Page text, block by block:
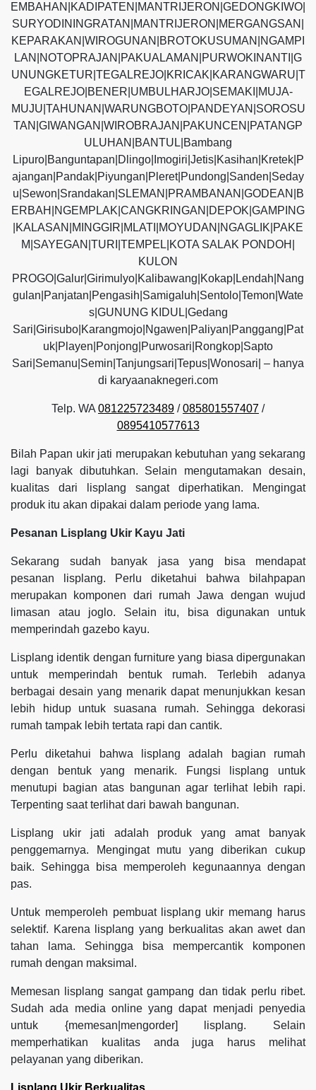
EMBAHAN|KADIPATEN|MANTRIJERON|GEDONGKIWO|
SURYODININGRATAN|MANTRIJERON|MERGANGSAN|
KEPARAKAN|WIROGUNAN|BROTOKUSUMAN|NGAMPI
LAN|NOTOPRAJAN|PAKUALAMAN|PURWOKINANTI|G
UNUNGKETUR|TEGALREJO|KRICAK|KARANGWARU|T
EGALREJO|BENER|UMBULHARJO|SEMAKI|MUJA-
MUJU|TAHUNAN|WARUNGBOTO|PANDEYAN|SOROSU
TAN|GIWANGAN|WIROBRAJAN|PAKUNCEN|PATANGP
ULUHAN|BANTUL|Bambang
Lipuro|Banguntapan|Dlingo|Imogiri|Jetis|Kasihan|Kretek|P
ajangan|Pandak|Piyungan|Pleret|Pundong|Sanden|Seday
u|Sewon|Srandakan|SLEMAN|PRAMBANAN|GODEAN|B
ERBAH|NGEMPLAK|CANGKRINGAN|DEPOK|GAMPING
|KALASAN|MINGGIR|MLATI|MOYUDAN|NGAGLIK|PAKE
M|SAYEGAN|TURI|TEMPEL|KOTA SALAK PONDOH|
KULON
PROGO|Galur|Girimulyo|Kalibawang|Kokap|Lendah|Nang
gulan|Panjatan|Pengasih|Samigaluh|Sentolo|Temon|Wate
s|GUNUNG KIDUL|Gedang
Sari|Girisubo|Karangmojo|Ngawen|Paliyan|Panggang|Pat
uk|Playen|Ponjong|Purwosari|Rongkop|Sapto
Sari|Semanu|Semin|Tanjungsari|Tepus|Wonosari| – hanya
di karyaanaknegeri.com
Telp. WA 081225723489 /085801557407 /
0895410577613
Bilah Papan ukir jati merupakan kebutuhan yang sekarang
lagi banyak dibutuhkan. Selain mengutamakan desain,
kualitas dari lisplang sangat diperhatikan. Mengingat
produk itu akan dipakai dalam periode yang lama.
Pesanan Lisplang Ukir Kayu Jati
Sekarang sudah banyak jasa yang bisa mendapat
pesanan lisplang. Perlu diketahui bahwa bilahpapan
merupakan komponen dari rumah Jawa dengan wujud
limasan atau joglo. Selain itu, bisa digunakan untuk
memperindah gazebo kayu.
Lisplang identik dengan furniture yang biasa dipergunakan
untuk memperindah bentuk rumah. Terlebih adanya
berbagai desain yang menarik dapat menunjukkan kesan
lebih hidup untuk suasana rumah. Sehingga dekorasi
rumah tampak lebih tertata rapi dan cantik.
Perlu diketahui bahwa lisplang adalah bagian rumah
dengan bentuk yang menarik. Fungsi lisplang untuk
menutupi bagian atas bangunan agar terlihat lebih rapi.
Terpenting saat terlihat dari bawah bangunan.
Lisplang ukir jati adalah produk yang amat banyak
penggemarnya. Mengingat mutu yang diberikan cukup
baik. Sehingga bisa memperoleh kegunaannya dengan
pas.
Untuk memperoleh pembuat lisplang ukir memang harus
selektif. Karena lisplang yang berkualitas akan awet dan
tahan lama. Sehingga bisa mempercantik komponen
rumah dengan maksimal.
Memesan lisplang sangat gampang dan tidak perlu ribet.
Sudah ada media online yang dapat menjadi penyedia
untuk {memesan|mengorder] lisplang. Selain
memperhatikan kualitas anda juga harus melihat
pelayanan yang diberikan.
Lisplang Ukir Berkualitas